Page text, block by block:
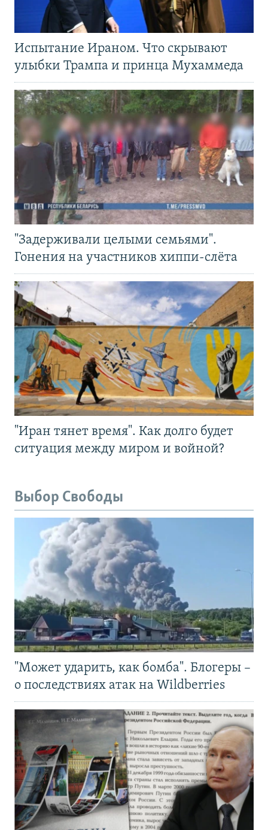
Испытание Ираном. Что скрывают
улыбки Трампа и принца Мухаммеда
"Задерживали целыми семьями".
Гонения на участников хиппи-слёта
"Иран тянет время". Как долго будет
ситуация между миром и войной?
Выбор Свободы
"Может ударить, как бомба". Блогеры –
о последствиях атак на Wildberries